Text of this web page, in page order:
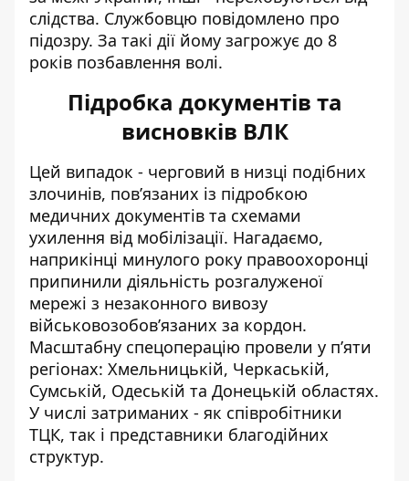
слідства. Службовцю повідомлено про
підозру. За такі дії йому загрожує до 8
років позбавлення волі.
Підробка документів та
висновків ВЛК
Цей випадок - черговий в низці подібних
злочинів, пов’язаних із підробкою
медичних документів та схемами
ухилення від мобілізації. Нагадаємо,
наприкінці минулого року правоохоронці
припинили діяльність розгалуженої
мережі з незаконного вивозу
військовозобов’язаних за кордон.
Масштабну спецоперацію провели у п’яти
регіонах: Хмельницькій, Черкаській,
Сумській, Одеській та Донецькій областях.
У числі затриманих - як співробітники
ТЦК, так і представники благодійних
структур.